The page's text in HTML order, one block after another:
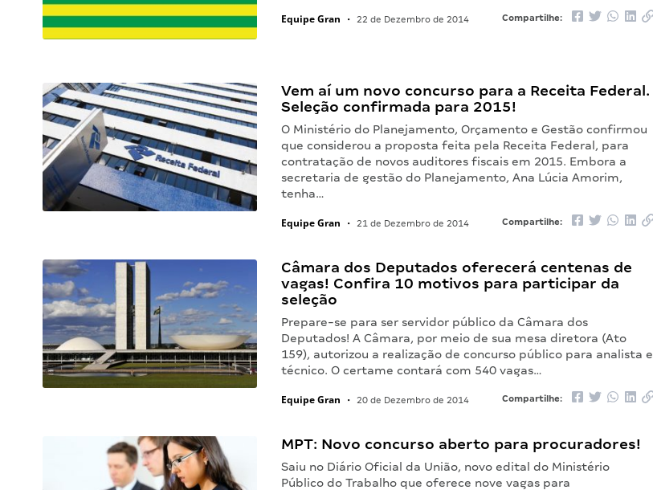
Equipe Gran • 22 de Dezembro de 2014 Compartilhe:
Vem aí um novo concurso para a Receita Federal.
Seleção confirmada para 2015!
O Ministério do Planejamento, Orçamento e Gestão confirmou
que considerou a proposta feita pela Receita Federal, para
contratação de novos auditores fiscais em 2015. Embora a
secretaria de gestão do Planejamento, Ana Lúcia Amorim,
tenha…
Equipe Gran • 21 de Dezembro de 2014 Compartilhe:
Câmara dos Deputados oferecerá centenas de
vagas! Confira 10 motivos para participar da
seleção
Prepare-se para ser servidor público da Câmara dos
Deputados! A Câmara, por meio de sua mesa diretora (Ato
159), autorizou a realização de concurso público para analista e
técnico. O certame contará com 540 vagas…
Equipe Gran • 20 de Dezembro de 2014 Compartilhe:
MPT: Novo concurso aberto para procuradores!
Saiu no Diário Oficial da União, novo edital do Ministério
Público do Trabalho que oferece nove vagas para